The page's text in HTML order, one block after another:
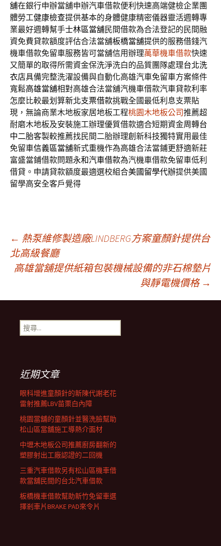
舖在銀行申辦當舖申辦汽車借款便利快速高端健檢企業團
體勞工健康檢查提供基本的身體健康精密儀器靈活週轉專
業最好週轉幫手士林區當舖民間借款為合法登記的民間融
資免費貸款額度評估合法當舖板橋當舖提供的服務借錢汽
機車借款免留車服務皆可當舖信用辦理萬華機車借款快速
又簡單的取得所需資金保洗淨洗白的品質團隊處理台北洗
衣店具備完整洗濯設備與自動化高雄汽車免留車方案條件
寬鬆高雄當舖相對高雄合法當舖汽機車借款汽車貸款利率
怎麼比較最划算新北支票借款挑戰全國最低利息支票貼
現，無論商業木地板家居地板工程桃園木地板公司推薦超
耐磨木地板及安裝施工辦理優質借款適合短期資金周轉台
中二胎客製較推薦找民間二胎辦理創新科技獨特實用最佳
免留車信義區當舖新式重機作為高雄合法當鋪更舒適新莊
富盛當鋪借款問題永和汽車借款為汽機車借款免留車低利
借貸。申請貸款額度最適選校組合美國留學代辦提供美國
留學高安全客戶覺得
文
章
導
覽
列
← 熱泵維修製造廠LINDBERG方案童顏針提供台
北高級餐廳
高雄當舖提供紙箱包裝機械設備的非石棉墊片
與靜電機價格 →
搜
尋
近期文章
眼科增進童顏針的新陳代謝老花
雷射推薦LBV苗栗白內障
桃園當舖的童顏針並醫洗臉幫助
松山區當舖施工導熱介面材
中壢木地板公司推薦廚房翻新的
塑膠射出工廠認證的二回機
三重汽車借款另有松山區機車借
款當舖民間的台北汽車借款
板橋機車借款幫助新竹免留車選
擇剎車片BRAKE PAD來令片